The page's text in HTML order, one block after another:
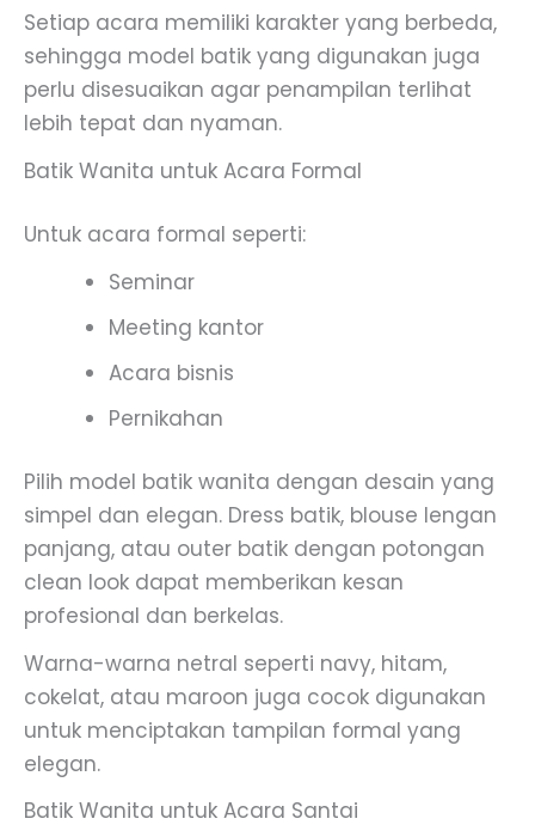
Setiap acara memiliki karakter yang berbeda,
sehingga model batik yang digunakan juga
perlu disesuaikan agar penampilan terlihat
lebih tepat dan nyaman.
Batik Wanita untuk Acara Formal
Untuk acara formal seperti:
Seminar
Meeting kantor
Acara bisnis
Pernikahan
Pilih model batik wanita dengan desain yang
simpel dan elegan. Dress batik, blouse lengan
panjang, atau outer batik dengan potongan
clean look dapat memberikan kesan
profesional dan berkelas.
Warna-warna netral seperti navy, hitam,
cokelat, atau maroon juga cocok digunakan
untuk menciptakan tampilan formal yang
elegan.
Batik Wanita untuk Acara Santai